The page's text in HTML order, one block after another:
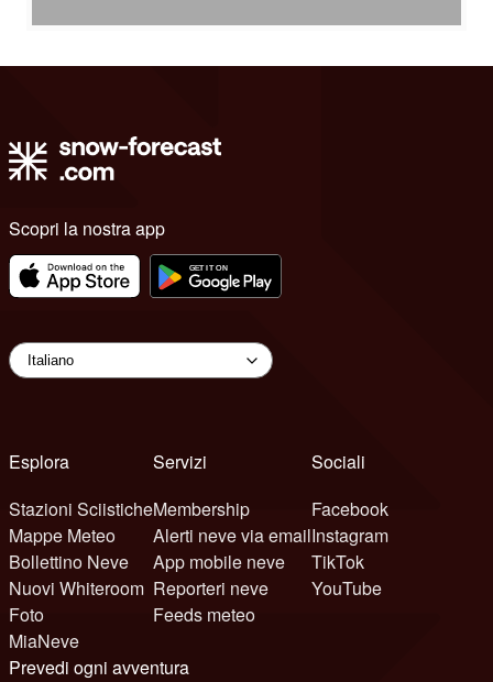
Scopri la nostra app
Esplora
Stazioni Sciistiche
Mappe Meteo
Bollettino Neve
Nuovi Whiteroom
Foto
MiaNeve
Servizi
Membership
Alerti neve via email
App mobile neve
Reporteri neve
Feeds meteo
Sociali
Facebook
Instagram
TikTok
YouTube
Prevedi ogni avventura